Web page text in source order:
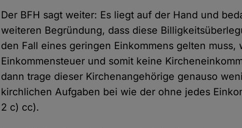
Der BFH sagt weiter: Es liegt auf der Hand und
weiteren Begründung, dass diese
den Fall eines geringen Einkommens gelten muss,
Einkommensteuer und somit keine
dann trage dieser Kirchenangehörige genauso
kirchlichen Aufgaben bei wie der ohne jedes
2 c) cc).